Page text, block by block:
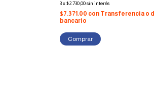
3x$2.730,00sin interés
$7.371,00 con Transferencia o
bancario
Comprar